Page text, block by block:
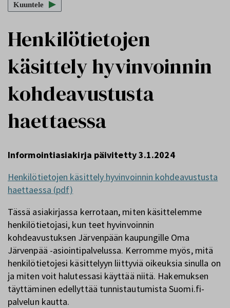
Kuuntele
Henkilötietojen
käsittely hyvinvoinnin
kohdeavustusta
haettaessa
Informointiasiakirja päivitetty 3.1.2024
Henkilötietojen käsittely hyvinvoinnin kohdeavustusta
haettaessa (pdf)
Tässä asiakirjassa kerrotaan, miten käsittelemme
henkilötietojasi, kun teet hyvinvoinnin
kohdeavustuksen Järvenpään kaupungille Oma
Järvenpää -asiointipalvelussa. Kerromme myös, mitä
henkilötietojesi käsittelyyn liittyviä oikeuksia sinulla on
ja miten voit halutessasi käyttää niitä. Hakemuksen
täyttäminen edellyttää tunnistautumista Suomi.fi-
palvelun kautta.